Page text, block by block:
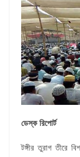
ডেস্ক রিপোর্ট
টঙ্গীর তুরাগ তীরে